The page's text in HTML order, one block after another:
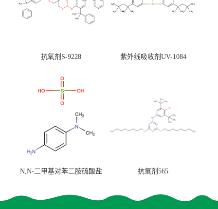
抗氧剂S-9228 紫外线吸收剂UV-1084
N,N-二甲基对苯二胺硫酸盐 抗氧剂565